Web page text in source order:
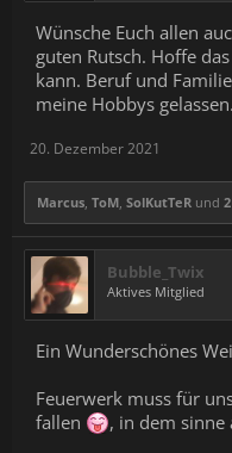
Wünsche Euch allen
guten Rutsch. Hoffe
kann. Beruf und
meine Hobbys gelassen.
20. Dezember 2021
Marcus ToM SolKutTeR und
Bubble_Twix
Aktives Mitglied
Ein Wunderschönes
Feuerwerk muss für
fallen
, in dem sinne